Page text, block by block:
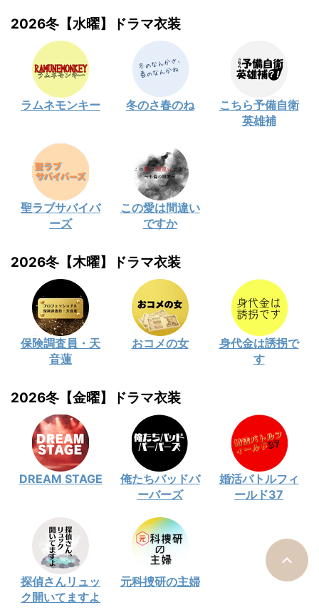
2026冬【水曜】ドラマ衣装
ラムネモンキー 冬のさ春のね
こちら予備自衛
英雄補
聖ラブサバイバ
ーズ
この愛は間違い
ですか
2026冬【木曜】ドラマ衣装
保険調査員・天
音蓮
おコメの女
身代金は誘拐で
す
2026冬【金曜】ドラマ衣装
DREAM STAGE
俺たちバッドバ
ーバーズ
婚活バトルフィ
ールド37
探偵さんリュッ
ク開いてますよ
元科捜研の主婦